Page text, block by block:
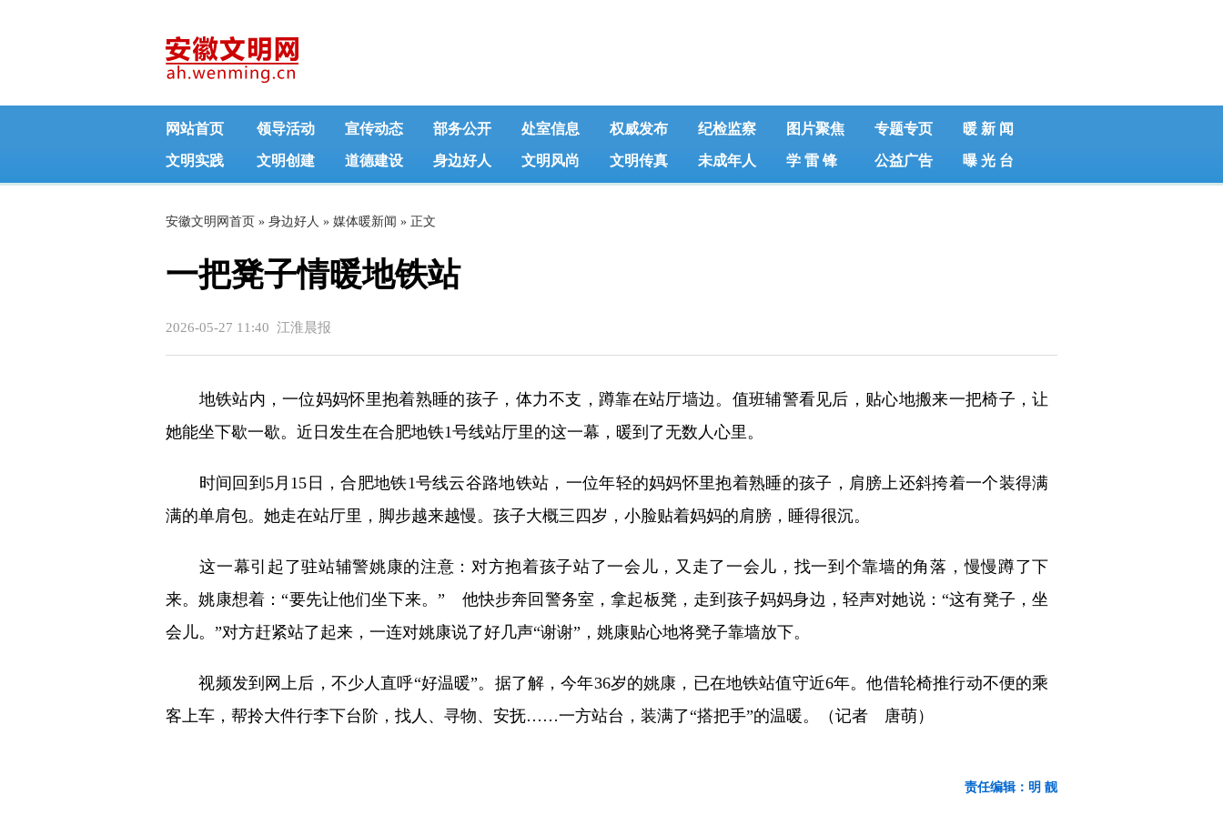
网站首页 领导活动 宣传动态 部务公开 处室信息 权威发布 纪检监察 图片聚焦 专题专页 暖 新 闻
文明实践 文明创建 道德建设 身边好人 文明风尚 文明传真 未成年人 学 雷 锋 公益广告 曝 光 台
安徽文明网首页 » 身边好人 » 媒体暖新闻 » 正文
一把凳子情暖地铁站
2026-05-27 11:40 江淮晨报
地铁站内，一位妈妈怀里抱着熟睡的孩子，体力不支，蹲靠在站厅墙边。值班辅警看见后，贴心地搬来一把椅子，让
她能坐下歇一歇。近日发生在合肥地铁1号线站厅里的这一幕，暖到了无数人心里。
时间回到5月15日，合肥地铁1号线云谷路地铁站，一位年轻的妈妈怀里抱着熟睡的孩子，肩膀上还斜挎着一个装得满
满的单肩包。她走在站厅里，脚步越来越慢。孩子大概三四岁，小脸贴着妈妈的肩膀，睡得很沉。
这一幕引起了驻站辅警姚康的注意：对方抱着孩子站了一会儿，又走了一会儿，找一到个靠墙的角落，慢慢蹲了下
来。姚康想着：“要先让他们坐下来。” 他快步奔回警务室，拿起板凳，走到孩子妈妈身边，轻声对她说：“这有凳子，坐
会儿。”对方赶紧站了起来，一连对姚康说了好几声“谢谢”，姚康贴心地将凳子靠墙放下。
视频发到网上后，不少人直呼“好温暖”。据了解，今年36岁的姚康，已在地铁站值守近6年。他借轮椅推行动不便的乘
客上车，帮拎大件行李下台阶，找人、寻物、安抚……一方站台，装满了“搭把手”的温暖。（记者 唐萌）
责任编辑：明 靓